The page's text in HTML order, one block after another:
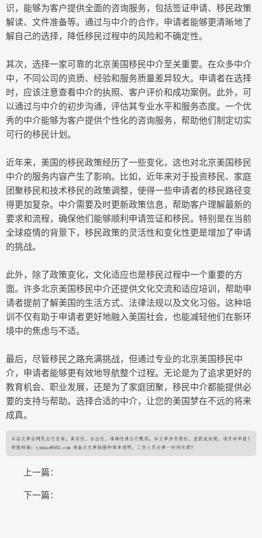
识，能够为客户提供全面的咨询服务，包括签证申请、移民政策
解读、文件准备等。通过与中介的合作，申请者能够更清晰地了
解自己的选择，降低移民过程中的风险和不确定性。
其次，选择一家可靠的北京美国移民中介至关重要。在众多中介
中，不同公司的资质、经验和服务质量差异较大。申请者在选择
时，应该注意查看中介的执照、客户评价和成功案例。此外，可
以通过与中介的初步沟通，评估其专业水平和服务态度。一个优
秀的中介能够为客户提供个性化的咨询服务，帮助他们制定切实
可行的移民计划。
近年来，美国的移民政策经历了一些变化，这也对北京美国移民
中介的服务内容产生了影响。比如，近年来对于投资移民、家庭
团聚移民和技术移民的政策调整，使得一些申请者的移民路径变
得更加复杂。中介需要及时更新政策信息，帮助客户理解最新的
要求和流程，确保他们能够顺利申请签证和移民。特别是在当前
全球疫情的背景下，移民政策的灵活性和变化性更是增加了申请
的挑战。
此外，除了政策变化，文化适应也是移民过程中一个重要的方
面。许多北京美国移民中介还提供文化交流和适应培训，帮助申
请者提前了解美国的生活方式、法律法规以及文化习俗。这种培
训不仅有助于申请者更好地融入美国社会，也能减轻他们在新环
境中的焦虑与不适。
最后，尽管移民之路充满挑战，但通过专业的北京美国移民中
介，申请者能够更有效地导航整个过程。无论是为了追求更好的
教育机会、职业发展，还是为了家庭团聚，移民中介都能提供必
要的支持与帮助。选择合适的中介，让您的美国梦在不远的将来
成真。
上一篇：
下一篇：